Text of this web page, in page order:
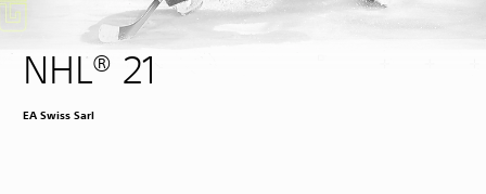
NHL® 21
EA Swiss Sarl